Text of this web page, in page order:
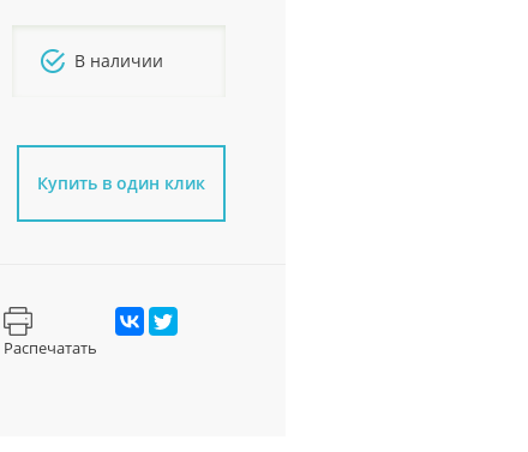
В наличии
Купить в один клик
Распечатать